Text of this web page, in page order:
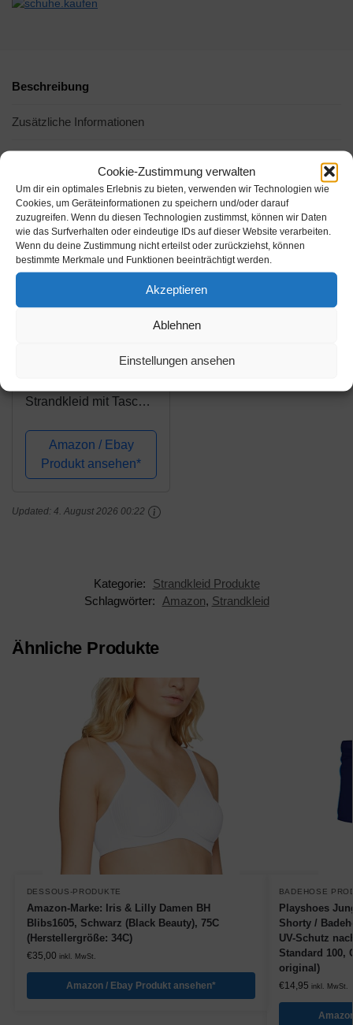
Cookie-Zustimmung verwalten
Um dir ein optimales Erlebnis zu bieten, verwenden wir Technologien wie
Cookies, um Geräteinformationen zu speichern und/oder darauf
zuzugreifen. Wenn du diesen Technologien zustimmst, können wir Daten
wie das Surfverhalten oder eindeutige IDs auf dieser Website verarbeiten.
Wenn du deine Zustimmung nicht erteilst oder zurückziehst, können
bestimmte Merkmale und Funktionen beeinträchtigt werden.
Akzeptieren
Ablehnen
Einstellungen ansehen
Beschreibung
Zusätzliche Informationen
Strandkleid mit Tasche
Strandkleid
Blumenkleid
Sommerkleid Viele
Amazon / Ebay
Produkt ansehen*
Updated: 4. August 2026 00:22
Kategorie:
Strandkleid Produkte
Schlagwörter:
Amazon, Strandkleid
Ähnliche Produkte
DESSOUS-PRODUKTE
Amazon-Marke: Iris & Lilly Damen BH
Blibs1605, Schwarz (Black Beauty), 75C
(Herstellergröße: 34C)
€35,00 inkl. MwSt.
Amazon / Ebay Produkt ansehen*
BADEHOSE
Playshoes
Shorty /
UV-Schutz
Standard 100,
original)
€14,95 inkl. MwSt.